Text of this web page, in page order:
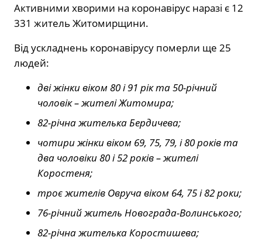
Активними хворими на коронавірус наразі є 12
331 житель Житомирщини.
Від ускладнень коронавірусу померли ще 25
людей:
дві жінки віком 80 і 91 рік та 50-річний
чоловік – жителі Житомира;
82-річна жителька Бердичева;
чотири жінки віком 69, 75, 79, і 80 років та
два чоловіки 80 і 52 років – жителі
Коростеня;
троє жителів Овруча віком 64, 75 і 82 роки;
76-річний житель Новограда-Волинського;
82-річна жителька Коростишева;